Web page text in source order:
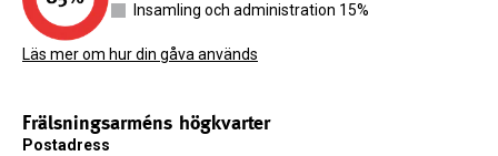
Insamling och administration 15%
Läs mer om hur din gåva används
Frälsningsarméns högkvarter
Postadress